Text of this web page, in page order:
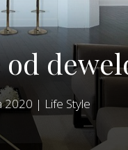
2020 | Life Style